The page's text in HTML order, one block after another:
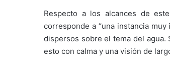
Respecto a los alcances de
corresponde a “una instancia
dispersos sobre el tema del
esto con calma y una visión de